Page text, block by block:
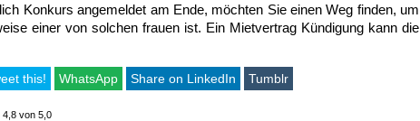
Konkurs angemeldet am Ende, möchten Sie einen Weg finden, um
einer von solchen frauen ist. Ein Mietvertrag Kündigung kann die
this! WhatsApp Share on LinkedIn Tumblr
4,8 von 5,0